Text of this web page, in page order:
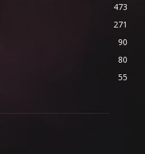
473
271
90
80
55